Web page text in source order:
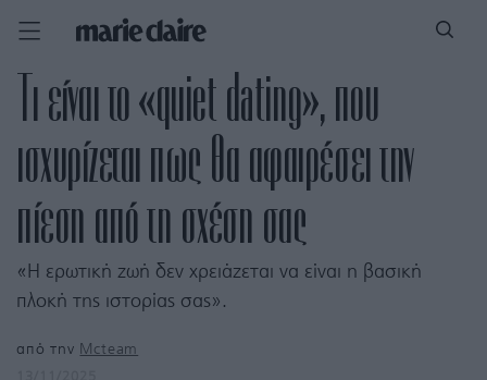
Τι είναι το «quiet dating», που
ισχυρίζεται πως θα αφαιρέσει την
πίεση από τη σχέση σας
«Η ερωτική ζωή δεν χρειάζεται να είναι η βασική
πλοκή της ιστορίας σας».
από την Mcteam